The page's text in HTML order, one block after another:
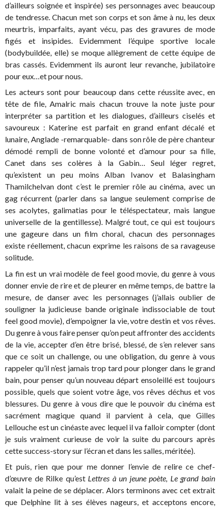
d’ailleurs soignée et inspirée) ses personnages avec beaucoup
de tendresse. Chacun met son corps et son âme à nu, les deux
meurtris, imparfaits, ayant vécu, pas des gravures de mode
figés et insipides. Evidemment l’équipe sportive locale
(bodybuildée, elle) se moque allègrement de cette équipe de
bras cassés. Evidemment ils auront leur revanche, jubilatoire
pour eux…et pour nous.
Les acteurs sont pour beaucoup dans cette réussite avec, en
tête de file, Amalric mais chacun trouve la note juste pour
interpréter sa partition et les dialogues, d’ailleurs ciselés et
savoureux : Katerine est parfait en grand enfant décalé et
lunaire, Anglade -remarquable- dans son rôle de père chanteur
démodé rempli de bonne volonté et d’amour pour sa fille,
Canet dans ses colères à la Gabin… Seul léger regret,
qu’existent un peu moins Alban Ivanov et Balasingham
Thamilchelvan dont c’est le premier rôle au cinéma, avec un
gag récurrent (parler dans sa langue seulement comprise de
ses acolytes, galimatias pour le téléspectateur, mais langue
universelle de la gentillesse). Malgré tout, ce qui est toujours
une gageure dans un film choral, chacun des personnages
existe réellement, chacun exprime les raisons de sa ravageuse
solitude.
La fin est un vrai modèle de feel good movie, du genre à vous
donner envie de rire et de pleurer en même temps, de battre la
mesure, de danser avec les personnages (j’allais oublier de
souligner la judicieuse bande originale indissociable de tout
feel good movie), d’empoigner la vie, votre destin et vos rêves.
Du genre à vous faire penser qu’on peut affronter des accidents
de la vie, accepter d’en être brisé, blessé, de s’en relever sans
que ce soit un challenge, ou une obligation, du genre à vous
rappeler qu’il n’est jamais trop tard pour plonger dans le grand
bain, pour penser qu’un nouveau départ ensoleillé est toujours
possible, quels que soient votre âge, vos rêves déchus et vos
blessures. Du genre à vous dire que le pouvoir du cinéma est
sacrément magique quand il parvient à cela, que Gilles
Lellouche est un cinéaste avec lequel il va falloir compter (dont
je suis vraiment curieuse de voir la suite du parcours après
cette success-story sur l’écran et dans les salles, méritée).
Et puis, rien que pour me donner l’envie de relire ce chef-
d’œuvre de Rilke qu’est Lettres à un jeune poète, Le grand bain
valait la peine de se déplacer. Alors terminons avec cet extrait
que Delphine lit à ses élèves nageurs, et acceptons encore,